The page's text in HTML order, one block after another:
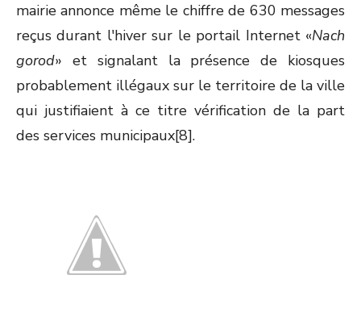
mairie annonce même le chiffre de 630 messages
reçus durant l'hiver sur le portail Internet «Nach
gorod» et signalant la présence de kiosques
probablement illégaux sur le territoire de la ville
qui justifiaient à ce titre vérification de la part
des services municipaux[8].